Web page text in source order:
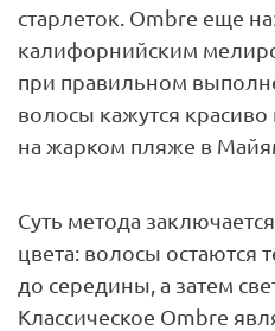
старлеток. Ombre еще
калифорнийским
при правильном
волосы кажутся
на жарком пляже в
Суть метода
цвета: волосы остаются
до середины, а затем
Классическое Ombre